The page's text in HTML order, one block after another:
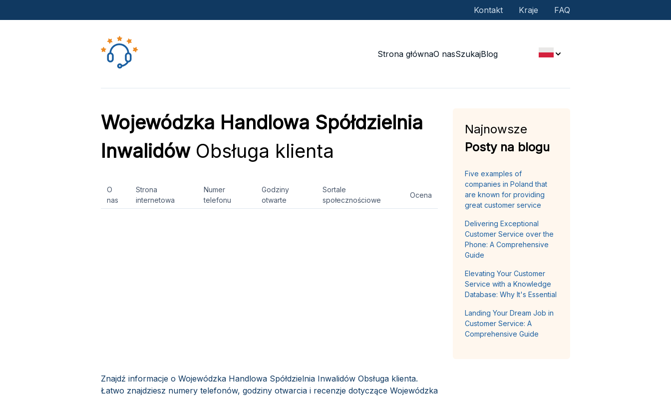
Kontakt Kraje FAQ
Strona głównaO nasSzukajBlog
Wojewódzka Handlowa Spółdzielnia
InwalidówObsługa klienta
O
nas
Strona
internetowa
Numer
telefonu
Godziny
otwarte
Sortale
społecznościowe
Ocena
Znajdź informacje o Wojewódzka Handlowa Spółdzielnia Inwalidów Obsługa klienta.
Łatwo znajdziesz numery telefonów, godziny otwarcia i recenzje dotyczące Wojewódzka
Najnowsze
Posty na blogu
Five examples of
companies in Poland that
are known for providing
great customer service
Delivering Exceptional
Customer Service over the
Phone: A Comprehensive
Guide
Elevating Your Customer
Service with a Knowledge
Database: Why It's Essential
Landing Your Dream Job in
Customer Service: A
Comprehensive Guide